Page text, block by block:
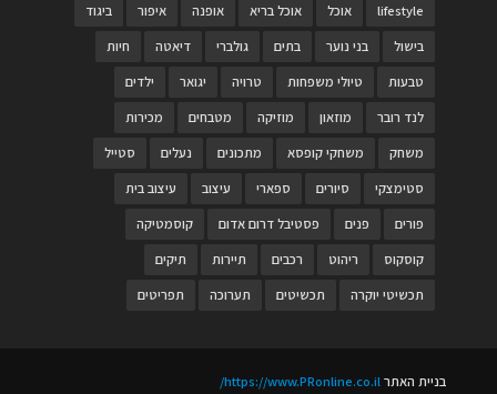
lifestyle אוכל אוכל בריא אופנה איפור
ביגוד
בישול
בני נוער בתים גולברי דיאטה
חיות
טבעות
טיולי משפחות טרויה יגואר
ילדים
לנד רובר
מוזאון מוזיקה מטבחים
מכירות
משחק
משחקי קופסא מתכונים נעלים
סטייל
סטימצקי
סיורים ספארי עיצוב
עיצוב בית
פורים
פנים פסטיבל דרום אדום
קוסמטיקה
קוסקוס
ריהוט רכבים תיירות
תיקים
תכשיטי יוקרה
תכשיטים תערוכה תפריטים
בניית האתרhttps://www.PRonline.co.il/